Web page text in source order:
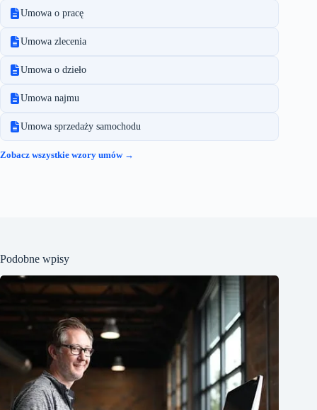
Umowa o pracę
Umowa zlecenia
Umowa o dzieło
Umowa najmu
Umowa sprzedaży samochodu
Zobacz wszystkie wzory umów →
Podobne wpisy